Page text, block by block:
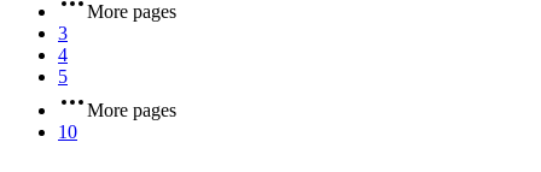
More pages
3
4
5
More pages
10